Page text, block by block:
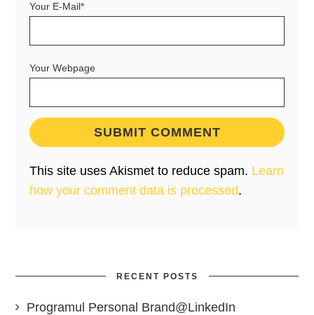
Your E-Mail*
Your Webpage
This site uses Akismet to reduce spam. Learn
how your comment data is processed.
RECENT POSTS
Programul Personal Brand@LinkedIn